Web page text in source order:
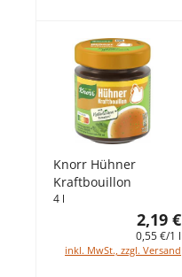
Knorr Hühner
Kraftbouillon
4 l
2,19 €
0,55 €/1 l
inkl. MwSt., zzgl. Versand